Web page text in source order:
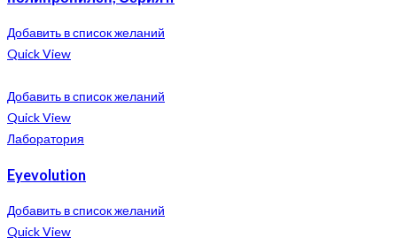
Добавить в список желаний
Quick View
Добавить в список желаний
Quick View
Лаборатория
Eyevolution
Добавить в список желаний
Quick View